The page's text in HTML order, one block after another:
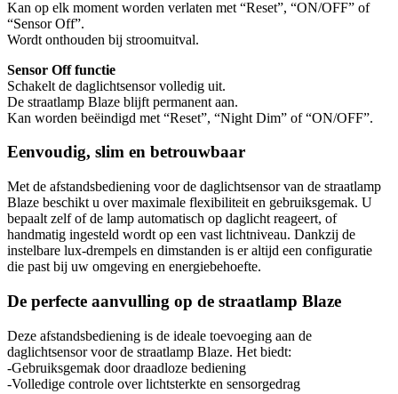
Kan op elk moment worden verlaten met “Reset”, “ON/OFF” of
“Sensor Off”.
Wordt onthouden bij stroomuitval.
Sensor Off functie
Schakelt de daglichtsensor volledig uit.
De straatlamp Blaze blijft permanent aan.
Kan worden beëindigd met “Reset”, “Night Dim” of “ON/OFF”.
Eenvoudig, slim en betrouwbaar
Met de afstandsbediening voor de daglichtsensor van de straatlamp
Blaze beschikt u over maximale flexibiliteit en gebruiksgemak. U
bepaalt zelf of de lamp automatisch op daglicht reageert, of
handmatig ingesteld wordt op een vast lichtniveau. Dankzij de
instelbare lux-drempels en dimstanden is er altijd een configuratie
die past bij uw omgeving en energiebehoefte.
De perfecte aanvulling op de straatlamp Blaze
Deze afstandsbediening is de ideale toevoeging aan de
daglichtsensor voor de straatlamp Blaze. Het biedt:
-Gebruiksgemak door draadloze bediening
-Volledige controle over lichtsterkte en sensorgedrag